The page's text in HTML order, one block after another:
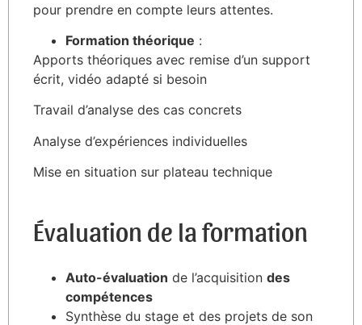
pour prendre en compte leurs attentes.
Formation théorique :
Apports théoriques avec remise d’un support
écrit, vidéo adapté si besoin
Travail d’analyse des cas concrets
Analyse d’expériences individuelles
Mise en situation sur plateau technique
Évaluation de la formation
Auto-évaluation de l’acquisition des
compétences
Synthèse du stage et des projets de son